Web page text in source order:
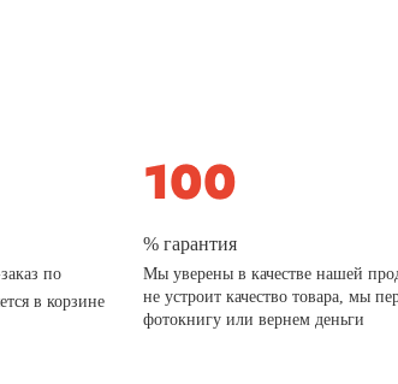
по
в корзине
% гарантия
Мы уверены в качестве нашей
не устроит качество товара, мы
фотокнигу или вернем деньги